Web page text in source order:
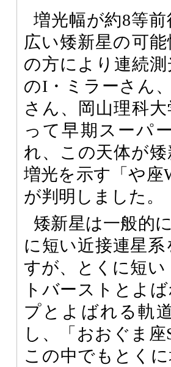
増光幅が約8等
広い矮新星の可
の方により連続
のI・ミラーさん
さん、岡山理科
って早期スーパ
れ、この天体が
増光を示す「や座
が判明しました。
矮新星は一般的
に短い近接連星
すが、とくに短い
トバーストとよ
プとよばれる軌
し、「おおぐま
この中でもとく